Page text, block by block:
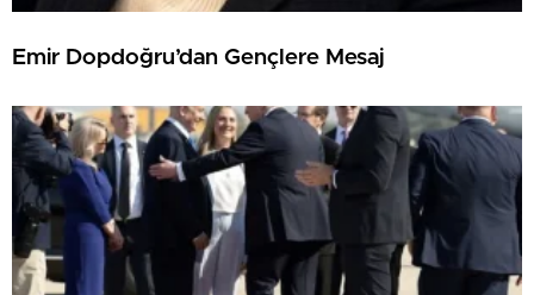
Emir Dopdoğru’dan Gençlere Mesaj